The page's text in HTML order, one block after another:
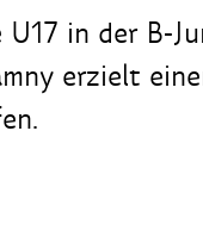
in der B-
erzielt